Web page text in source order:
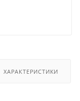
ХАРАКТЕРИСТИКИ